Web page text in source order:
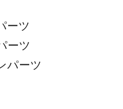
ーツ
ーツ
パーツ